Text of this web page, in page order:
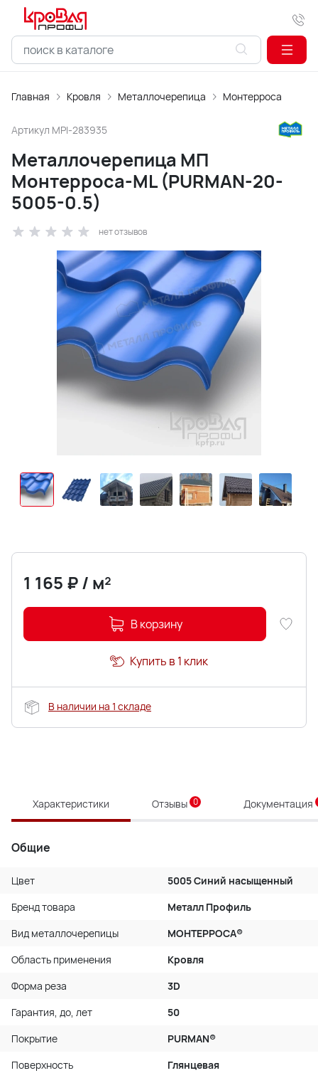
Главная Кровля Металлочерепица Монтерроса
Артикул MPI-283935
Металлочерепица МП
Монтерроса-ML (PURMAN-20-
5005-0.5)
нет отзывов
1 165 ₽/ м²
В корзину
Купить в 1 клик
В наличии на 1 складе
Характеристики Отзывы 0 Документация
Общие
Цвет
5005 Синий насыщенный
Бренд товара
Металл Профиль
Вид металлочерепицы
МОНТЕРРОСА®
Область применения
Кровля
Форма реза
3D
Гарантия, до, лет
50
Покрытие
PURMAN®
Поверхность
Глянцевая